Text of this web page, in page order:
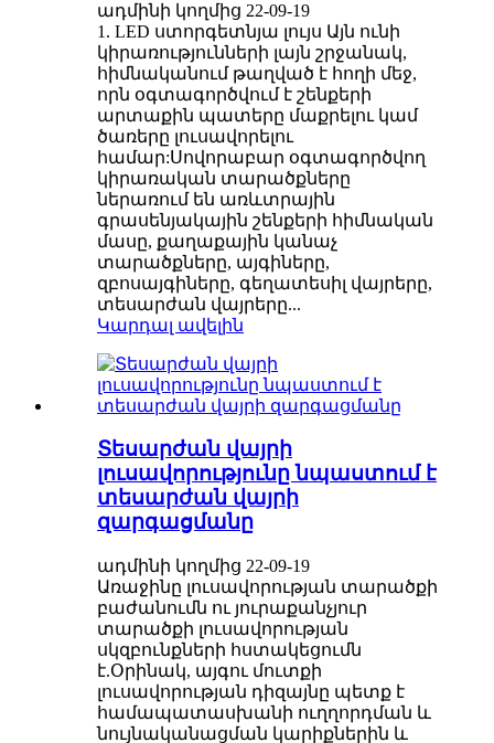
ադմինի կողմից 22-09-19
1. LED ստորգետնյա լույս Այն ունի
կիրառությունների լայն շրջանակ,
հիմնականում թաղված է հողի մեջ,
որն օգտագործվում է շենքերի
արտաքին պատերը մաքրելու կամ
ծառերը լուսավորելու
համար:Սովորաբար օգտագործվող
կիրառական տարածքները
ներառում են առևտրային
գրասենյակային շենքերի հիմնական
մասը, քաղաքային կանաչ
տարածքները, այգիները,
զբոսայգիները, գեղատեսիլ վայրերը,
տեսարժան վայրերը...
Կարդալ ավելին
Տեսարժան վայրի
լուսավորությունը նպաստում է
տեսարժան վայրի
զարգացմանը
ադմինի կողմից 22-09-19
Առաջինը լուսավորության տարածքի
բաժանումն ու յուրաքանչյուր
տարածքի լուսավորության
սկզբունքների հստակեցումն
է.Օրինակ, այգու մուտքի
լուսավորության դիզայնը պետք է
համապատասխանի ուղղորդման և
նույնականացման կարիքներին և